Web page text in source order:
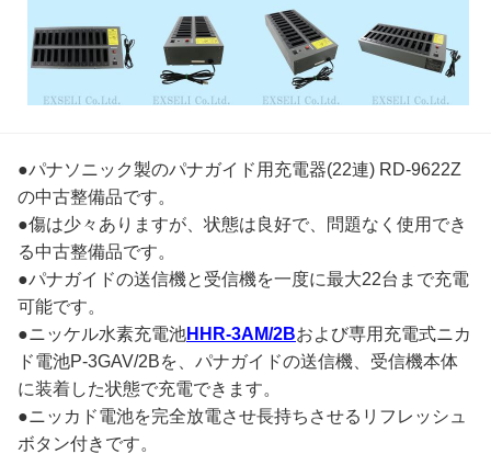
●パナソニック製のパナガイド用充電器(22連) RD-9622Z
の中古整備品です。
●傷は少々ありますが、状態は良好で、問題なく使用でき
る中古整備品です。
●パナガイドの送信機と受信機を一度に最大22台まで充電
可能です。
●ニッケル水素充電池HHR-3AM/2Bおよび専用充電式ニカ
ド電池P-3GAV/2Bを、パナガイドの送信機、受信機本体
に装着した状態で充電できます。
●ニッカド電池を完全放電させ長持ちさせるリフレッシュ
ボタン付きです。